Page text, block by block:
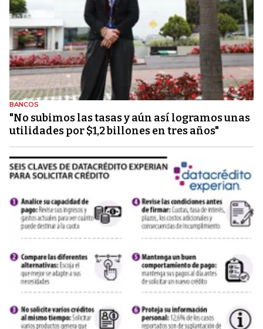
BANCOS
"No subimos las tasas y aún así logramos unas
utilidades por $1,2 billones en tres años"